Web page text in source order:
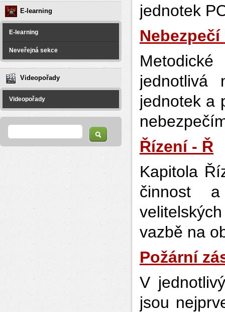
E-learning
E-learning
Neveřejná sekce
Videopořady
Videopořady
jednotek
Nebezpečí
jednotlivá
jednotek a
Řízení - Ř
Kapitola
činnost
vazbě na
Požární
V
jsou